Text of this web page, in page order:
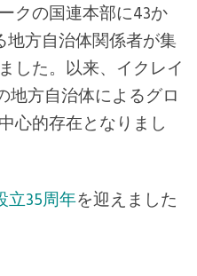
クの国連本部に43か
方自治体関係者が集
した。以来、イクレイ
地方自治体によるグロ
心的存在となりまし
立35周年を迎えました